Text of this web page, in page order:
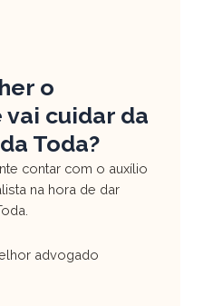
o
cuidar da
Toda?
contar com o auxílio
na hora de dar
advogado